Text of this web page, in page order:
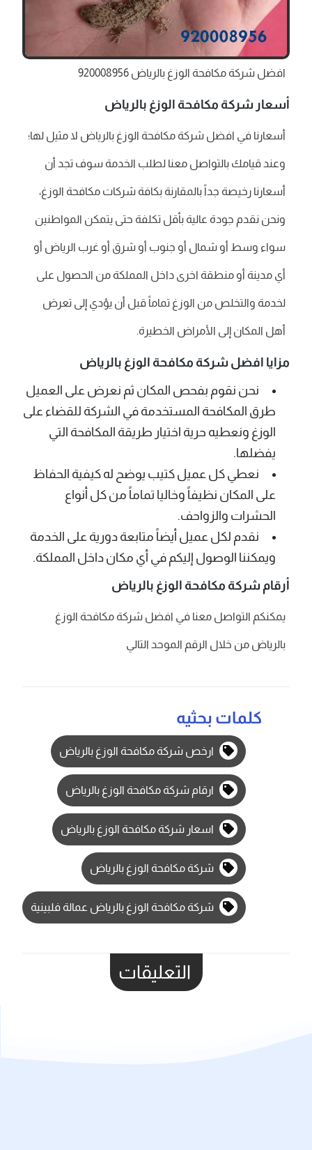
افضل شركة مكافحة الوزغ بالرياض 920008956
أسعار شركة مكافحة الوزغ بالرياض
أسعارنا في افضل شركة مكافحة الوزغ بالرياض لا مثيل لها؛
وعند قيامك بالتواصل معنا لطلب الخدمة سوف تجد أن
أسعارنا رخيصة جداً بالمقارنة بكافة شركات مكافحة الوزغ،
ونحن نقدم جودة عالية بأقل تكلفة حتى يتمكن المواطنين
سواء وسط أو شمال أو جنوب أو شرق أو غرب الرياض أو
أي مدينة أو منطقة اخرى داخل المملكة من الحصول على
لخدمة والتخلص من الوزغ تماماً قبل أن يؤدي إلى تعرض
أهل المكان إلى الأمراض الخطيرة.
مزايا افضل شركة مكافحة الوزغ بالرياض
نحن نقوم بفحص المكان ثم نعرض على العميل
طرق المكافحة المستخدمة في الشركة للقضاء على
الوزغ ونعطيه حرية اختيار طريقة المكافحة التي
يفضلها.
نعطي كل عميل كتيب يوضح له كيفية الحفاظ
على المكان نظيفاً وخاليا تماماً من كل أنواع
الحشرات والزواحف.
نقدم لكل عميل أيضاً متابعة دورية على الخدمة
ويمكننا الوصول إليكم في أي مكان داخل المملكة.
أرقام شركة مكافحة الوزغ بالرياض
يمكنكم التواصل معنا في افضل شركة مكافحة الوزغ
بالرياض من خلال الرقم الموحد التالي
كلمات بحثيه
ارخص شركة مكافحة الوزغ بالرياض
ارقام شركة مكافحة الوزغ بالرياض
اسعار شركة مكافحة الوزغ بالرياض
شركة مكافحة الوزغ بالرياض
شركة مكافحة الوزغ بالرياض عمالة فلبينية
التعليقات